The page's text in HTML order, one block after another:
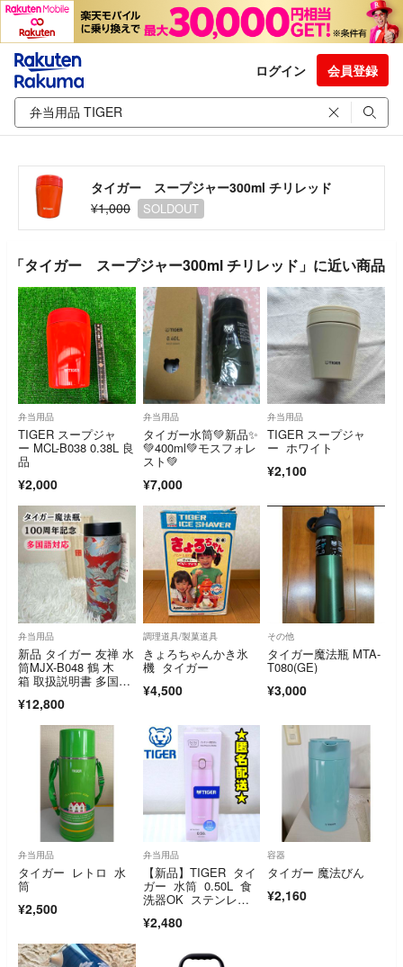
ログイン 会員登録
タイガー スープジャー300ml チリレッド
¥1,000
SOLDOUT
「タイガー スープジャー300ml チリレッド」に近い商品
弁当用品
TIGER スープジャ
ー MCL-B038 0.38L 良
品
¥2,000
弁当用品
タイガー水筒💚新品✨
💚400ml💚モスフォレ
スト💚
¥7,000
弁当用品
TIGER スープジャ
ー ホワイト
¥2,100
弁当用品
新品 タイガー 友禅 水
筒MJX-B048 鶴 木
箱 取扱説明書 多国語
¥12,800
調理道具/製菓道具
きょろちゃんかき氷
機 タイガー
¥4,500
その他
タイガー魔法瓶 MTA-
T080(GE)
¥3,000
弁当用品
タイガー レトロ 水
筒
¥2,500
弁当用品
【新品】TIGER タイ
ガー 水筒 0.50L 食
洗器OK ステンレス
¥2,480
容器
タイガー 魔法びん
¥2,160